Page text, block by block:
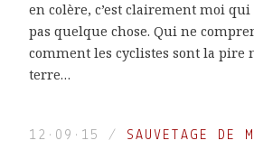
en colère, c’est clairement moi
pas quelque chose. Qui ne
comment les cyclistes sont la pire
terre…
12·09·15 / SAUVETAGE DE